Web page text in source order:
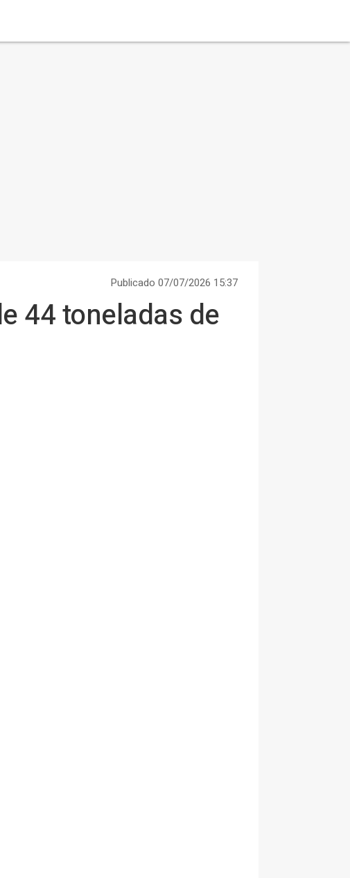
Publicado 07/07/2026 15:37
44 toneladas de